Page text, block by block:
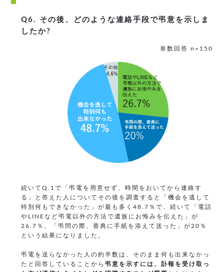
Q6. その後、どのような連絡手段で弔意を示しま
したか?
単数回答 n=150
続いてQ.1で「弔電を用意せず、時間をおいてから連絡す
る」と答えた人についてその後を調査すると「機会を逃して
特別何もできなかった」が最も多く48.7％で、続いて「電話
やLINEなど弔電以外の方法で遺族にお悔みを伝えた」が
26.7％、「弔問の際、香典に手紙を添えて送った」が20％
という結果になりました。
弔電を送らなかった人の約半数は、そのまま何も出来なかっ
たと回答していることから弔意を示すには、訃報を受け取っ